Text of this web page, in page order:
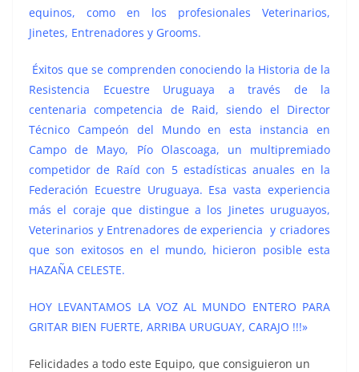
equinos, como en los profesionales Veterinarios,
Jinetes, Entrenadores y Grooms.
Éxitos que se comprenden conociendo la Historia de la
Resistencia Ecuestre Uruguaya a través de la
centenaria competencia de Raid, siendo el Director
Técnico Campeón del Mundo en esta instancia en
Campo de Mayo, Pío Olascoaga, un multipremiado
competidor de Raíd con 5 estadísticas anuales en la
Federación Ecuestre Uruguaya. Esa vasta experiencia
más el coraje que distingue a los Jinetes uruguayos,
Veterinarios y Entrenadores de experiencia y criadores
que son exitosos en el mundo, hicieron posible esta
HAZAÑA CELESTE.
HOY LEVANTAMOS LA VOZ AL MUNDO ENTERO PARA
GRITAR BIEN FUERTE, ARRIBA URUGUAY, CARAJO !!!»
Felicidades a todo este Equipo, que consiguieron un